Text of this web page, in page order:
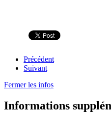
Précédent
Suivant
Fermer les infos
Informations